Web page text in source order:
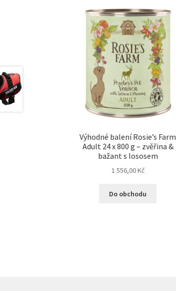
Výhodné balení Rosie’s Farm
Adult 24 x 800 g – zvěřina &
bažant s lososem
1 556,00Kč
Do obchodu